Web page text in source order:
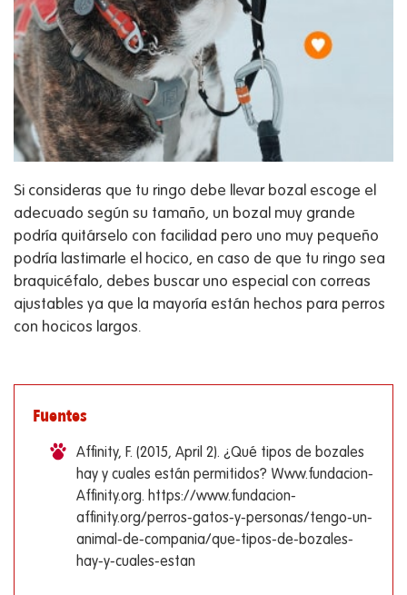
Si consideras que tu ringo debe llevar bozal escoge el
adecuado según su tamaño, un bozal muy grande
podría quitárselo con facilidad pero uno muy pequeño
podría lastimarle el hocico, en caso de que tu ringo sea
braquicéfalo, debes buscar uno especial con correas
ajustables ya que la mayoría están hechos para perros
con hocicos largos.
Fuentes
Affinity, F. (2015, April 2). ¿Qué tipos de bozales
hay y cuales están permitidos? Www.fundacion-
Affinity.org. https://www.fundacion-
affinity.org/perros-gatos-y-personas/tengo-un-
animal-de-compania/que-tipos-de-bozales-
hay-y-cuales-estan